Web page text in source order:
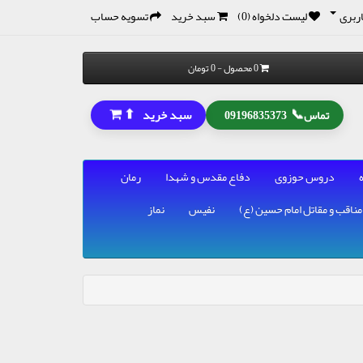
لیست دلخواه (0) سبد خرید تسویه حساب
0 محصول - 0 تومان
تماس📞
09196835373 سبد خرید ⬆
دروس حوزوی دفاع مقدس و شهدا
رمان
مناقب و مقاتل امام حسین (ع) نفیس
نماز